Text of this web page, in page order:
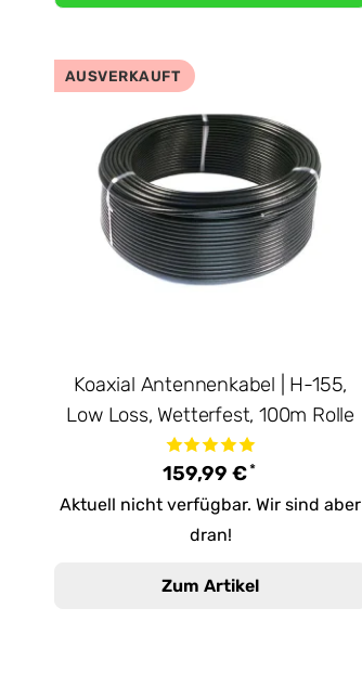
AUSVERKAUFT
Koaxial Antennenkabel | H-155,
Low Loss, Wetterfest, 100m Rolle
159,99 €*
Aktuell nicht verfügbar. Wir sind aber
dran!
Zum Artikel